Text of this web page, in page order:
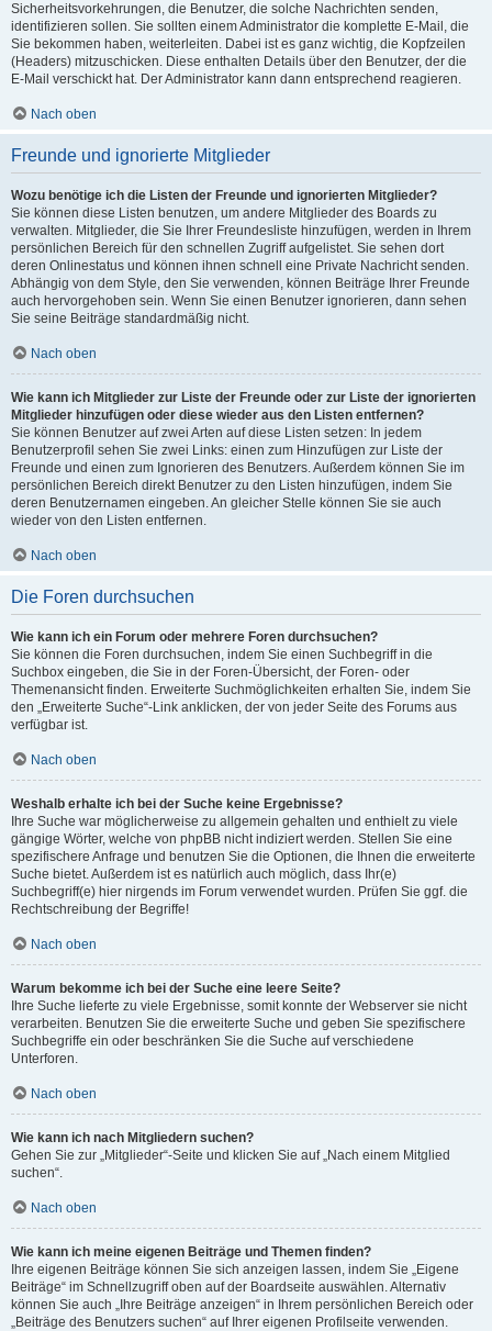
Sicherheitsvorkehrungen, die Benutzer, die solche Nachrichten senden,
identifizieren sollen. Sie sollten einem Administrator die komplette E-Mail, die
Sie bekommen haben, weiterleiten. Dabei ist es ganz wichtig, die Kopfzeilen
(Headers) mitzuschicken. Diese enthalten Details über den Benutzer, der die
E-Mail verschickt hat. Der Administrator kann dann entsprechend reagieren.
Nach oben
Freunde und ignorierte Mitglieder
Wozu benötige ich die Listen der Freunde und ignorierten Mitglieder?
Sie können diese Listen benutzen, um andere Mitglieder des Boards zu
verwalten. Mitglieder, die Sie Ihrer Freundesliste hinzufügen, werden in Ihrem
persönlichen Bereich für den schnellen Zugriff aufgelistet. Sie sehen dort
deren Onlinestatus und können ihnen schnell eine Private Nachricht senden.
Abhängig von dem Style, den Sie verwenden, können Beiträge Ihrer Freunde
auch hervorgehoben sein. Wenn Sie einen Benutzer ignorieren, dann sehen
Sie seine Beiträge standardmäßig nicht.
Nach oben
Wie kann ich Mitglieder zur Liste der Freunde oder zur Liste der ignorierten
Mitglieder hinzufügen oder diese wieder aus den Listen entfernen?
Sie können Benutzer auf zwei Arten auf diese Listen setzen: In jedem
Benutzerprofil sehen Sie zwei Links: einen zum Hinzufügen zur Liste der
Freunde und einen zum Ignorieren des Benutzers. Außerdem können Sie im
persönlichen Bereich direkt Benutzer zu den Listen hinzufügen, indem Sie
deren Benutzernamen eingeben. An gleicher Stelle können Sie sie auch
wieder von den Listen entfernen.
Nach oben
Die Foren durchsuchen
Wie kann ich ein Forum oder mehrere Foren durchsuchen?
Sie können die Foren durchsuchen, indem Sie einen Suchbegriff in die
Suchbox eingeben, die Sie in der Foren-Übersicht, der Foren- oder
Themenansicht finden. Erweiterte Suchmöglichkeiten erhalten Sie, indem Sie
den „Erweiterte Suche“-Link anklicken, der von jeder Seite des Forums aus
verfügbar ist.
Nach oben
Weshalb erhalte ich bei der Suche keine Ergebnisse?
Ihre Suche war möglicherweise zu allgemein gehalten und enthielt zu viele
gängige Wörter, welche von phpBB nicht indiziert werden. Stellen Sie eine
spezifischere Anfrage und benutzen Sie die Optionen, die Ihnen die erweiterte
Suche bietet. Außerdem ist es natürlich auch möglich, dass Ihr(e)
Suchbegriff(e) hier nirgends im Forum verwendet wurden. Prüfen Sie ggf. die
Rechtschreibung der Begriffe!
Nach oben
Warum bekomme ich bei der Suche eine leere Seite?
Ihre Suche lieferte zu viele Ergebnisse, somit konnte der Webserver sie nicht
verarbeiten. Benutzen Sie die erweiterte Suche und geben Sie spezifischere
Suchbegriffe ein oder beschränken Sie die Suche auf verschiedene
Unterforen.
Nach oben
Wie kann ich nach Mitgliedern suchen?
Gehen Sie zur „Mitglieder“-Seite und klicken Sie auf „Nach einem Mitglied
suchen“.
Nach oben
Wie kann ich meine eigenen Beiträge und Themen finden?
Ihre eigenen Beiträge können Sie sich anzeigen lassen, indem Sie „Eigene
Beiträge“ im Schnellzugriff oben auf der Boardseite auswählen. Alternativ
können Sie auch „Ihre Beiträge anzeigen“ in Ihrem persönlichen Bereich oder
„Beiträge des Benutzers suchen“ auf Ihrer eigenen Profilseite verwenden.